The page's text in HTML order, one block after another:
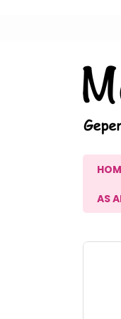
inhoud
AS
Ga